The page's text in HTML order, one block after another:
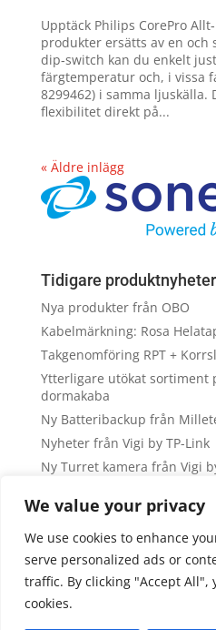
We value your privacy
We use cookies to enhance
serve personalized ads or
traffic. By clicking "Accept All",
cookies.
Upptäck Philips CorePro
produkter ersätts av en och
dip‑switch kan du enkelt
färgtemperatur och, i vissa
8299462) i samma ljuskälla.
flexibilitet direkt på...
« Äldre inlägg
Tidigare produktnyheter
Nya produkter från OBO
Kabelmärkning: Rosa
Takgenomföring RPT +
Ytterligare utökat sortiment
dormakaba
Ny Batteribackup från
Nyheter från Vigi by TP-Link
Ny Turret kamera från Vigi
Kortläsarkampanj Acre
Nya Bullet kameror från Vigi
We are using cookies to give
website.
You can find out more about